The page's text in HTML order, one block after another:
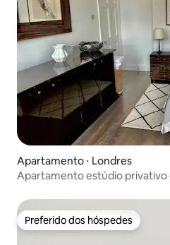
Apartamento ⋅ Londres
Apartamento estúdio privativo
Preferido dos hóspedes
Preferido dos hóspedes